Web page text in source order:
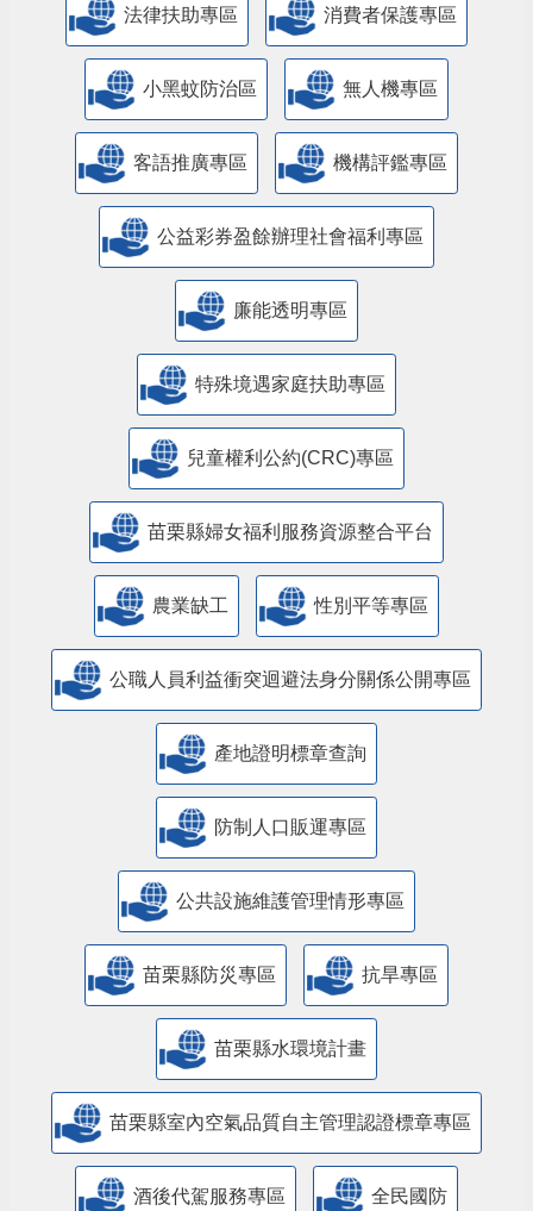
法律扶助專區 消費者保護專區
小黑蚊防治區 無人機專區
客語推廣專區 機構評鑑專區
公益彩券盈餘辦理社會福利專區
廉能透明專區
特殊境遇家庭扶助專區
兒童權利公約(CRC)專區
苗栗縣婦女福利服務資源整合平台
農業缺工 性別平等專區
公職人員利益衝突迴避法身分關係公開專區
產地證明標章查詢
防制人口販運專區
​公共設施維護管理情形專區
苗栗縣防災專區 抗旱專區
苗栗縣水環境計畫
苗栗縣室內空氣品質自主管理認證標章專區
酒後代駕服務專區 全民國防